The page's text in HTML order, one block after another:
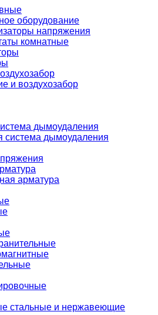
оборудование
напряжения
комнатные
и воздухозабор
дымоудаления
система дымоудаления
арматура
стальные и нержавеющие